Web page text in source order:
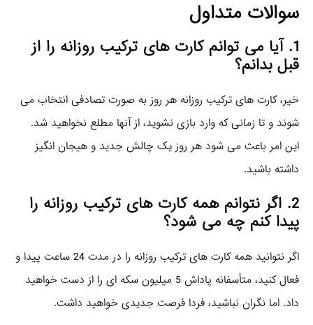
سوالات متداول
1. آیا می‌ توانم کارت‌ های ترکیب روزانه را از
قبل بدانم؟
خیر، کارت‌ های ترکیب روزانه هر روز به صورت تصادفی انتخاب می‌
شوند و تا زمانی که وارد بازی نشوید، از آنها مطلع نخواهید شد.
این امر باعث می‌ شود هر روز یک چالش جدید و هیجان‌ انگیز
داشته باشید.
2. اگر نتوانم همه کارت‌ های ترکیب روزانه را
پیدا کنم چه می‌ شود؟
اگر نتوانید همه کارت‌ های ترکیب روزانه را در مدت 24 ساعت پیدا و
فعال کنید، متأسفانه پاداش 5 میلیون سکه‌ ای را از دست خواهید
داد. اما نگران نباشید، فردا فرصت جدیدی خواهید داشت.